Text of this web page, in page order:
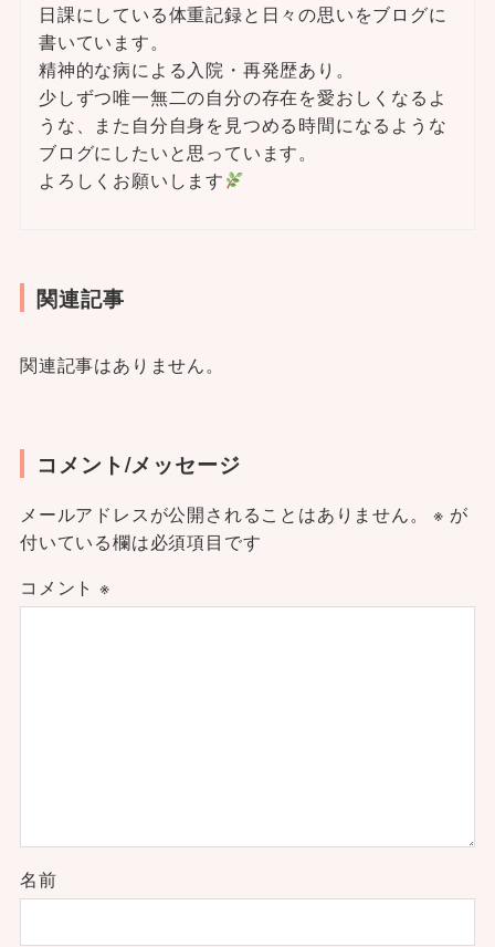
日課にしている体重記録と日々の思いをブログに
書いています。
精神的な病による入院・再発歴あり。
少しずつ唯一無二の自分の存在を愛おしくなるよ
うな、また自分自身を見つめる時間になるような
ブログにしたいと思っています。
よろしくお願いします
関連記事
関連記事はありません。
コメント/メッセージ
メールアドレスが公開されることはありません。 ※ が
付いている欄は必須項目です
コメント ※
名前